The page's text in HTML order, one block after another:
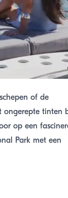
of de
ongerepte tinten
op een
Park met een